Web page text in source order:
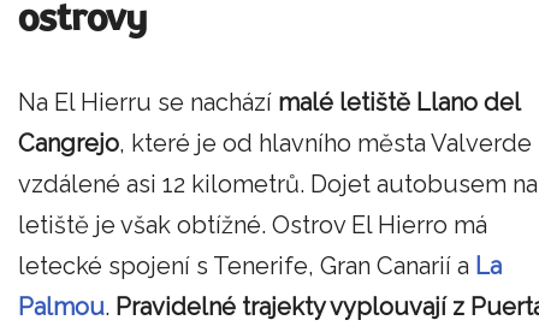
ostrovy
Na El Hierru se nachází malé letiště Llano del
Cangrejo, které je od hlavního města Valverde
vzdálené asi 12 kilometrů. Dojet autobusem na
letiště je však obtížné. Ostrov El Hierro má
letecké spojení s Tenerife, Gran Canarií a La
Palmou. Pravidelné trajekty vyplouvají z